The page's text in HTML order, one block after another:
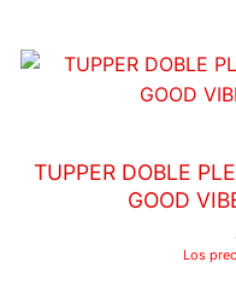
TUPPER DOBLE
GOOD
Los